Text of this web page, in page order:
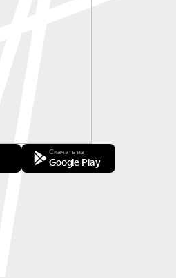
Скачать из
Google Play